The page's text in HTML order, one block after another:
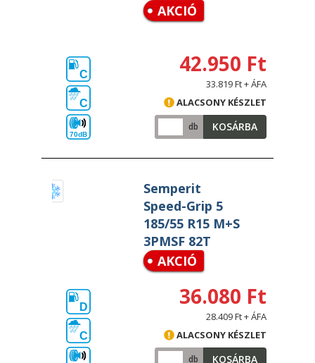
AKCIÓ
C
C
70dB
42.950 Ft
33.819 Ft + ÁFA
ALACSONY KÉSZLET
db KOSÁRBA
Semperit
Speed-Grip 5
185/55 R15 M+S
3PMSF 82T
AKCIÓ
D
C
36.080 Ft
28.409 Ft + ÁFA
ALACSONY KÉSZLET
db KOSÁRBA